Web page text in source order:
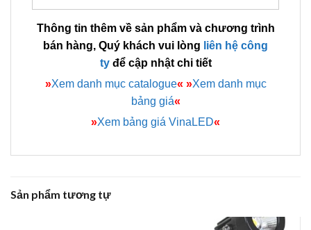
Thông tin thêm về sản phẩm và chương trình
bán hàng, Quý khách vui lòng liên hệ công
tyđể cập nhật chi tiết
»Xem danh mục catalogue« »Xem danh mục
bảng giá«
»Xem bảng giá VinaLED«
Sản phẩm tương tự